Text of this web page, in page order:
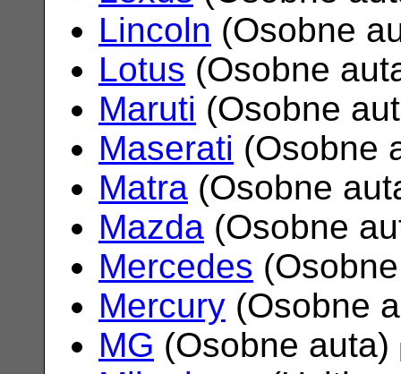
Lincoln (Osobne
Lotus (Osobne
Maruti (Osobne
Maserati (Osobne
Matra (Osobne
Mazda (Osobne
Mercedes
Mercury (Osobne
MG (Osobne auta)